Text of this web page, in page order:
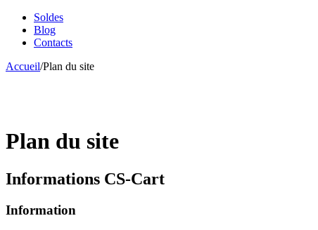
Soldes
Blog
Contacts
Accueil/Plan du site
Plan du site
Informations CS-Cart
Information